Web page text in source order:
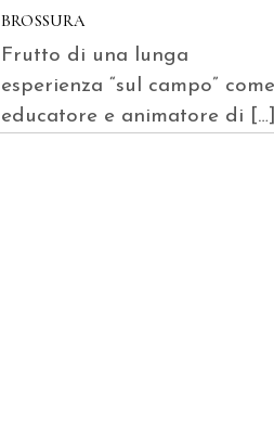
BROSSURA
Frutto di una lunga
esperienza “sul campo” come
educatore e animatore di […]